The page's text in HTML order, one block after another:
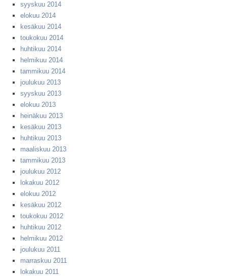
syyskuu 2014
elokuu 2014
kesäkuu 2014
toukokuu 2014
huhtikuu 2014
helmikuu 2014
tammikuu 2014
joulukuu 2013
syyskuu 2013
elokuu 2013
heinäkuu 2013
kesäkuu 2013
huhtikuu 2013
maaliskuu 2013
tammikuu 2013
joulukuu 2012
lokakuu 2012
elokuu 2012
kesäkuu 2012
toukokuu 2012
huhtikuu 2012
helmikuu 2012
joulukuu 2011
marraskuu 2011
lokakuu 2011